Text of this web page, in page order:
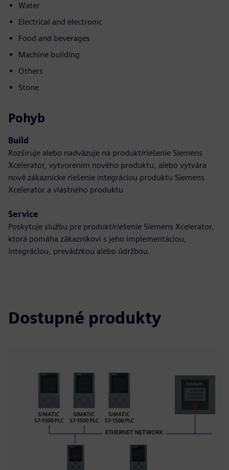
Water
Electrical and electronic
Food and beverages
Machine building
Others
Stone
Pohyb
Build
Rozširuje alebo nadväzuje na produkt/riešenie Siemens
Xcelerator, vytvorením nového produktu, alebo vytvára
nové zákaznícke riešenie integráciou produktu Siemens
Xcelerator a vlastného produktu
Service
Poskytuje službu pre produkt/riešenie Siemens Xcelerator,
ktorá pomáha zákazníkovi s jeho implementáciou,
integráciou, prevádzkou alebo údržbou.
Dostupné produkty